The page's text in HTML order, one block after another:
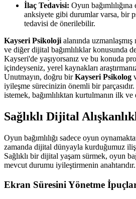
İlaç Tedavisi: Oyun
anksiyete gibi durumlar varsa, bir
tedavisi de önerilebilir.
Kayseri Psikoloji alanında uzmanlaşmış
ve diğer dijital bağımlılıklar konusunda
Kayseri'de yaşıyorsanız ve bu konuda
içindeyseniz, yerel kaynakları
Unutmayın, doğru birKayseri Psikolog
iyileşme sürecinizin önemli bir
istemek, bağımlılıktan kurtulmanın ilk ve
Sağlıklı Dijital
Oyun bağımlılığı sadece oyun
zamanda dijital dünyayla kurduğumuz
Sağlıklı bir dijital yaşam sürmek, oyun
mevcut durumu iyileştirmenin anahtarıdır.
Ekran Süresini Yönetme